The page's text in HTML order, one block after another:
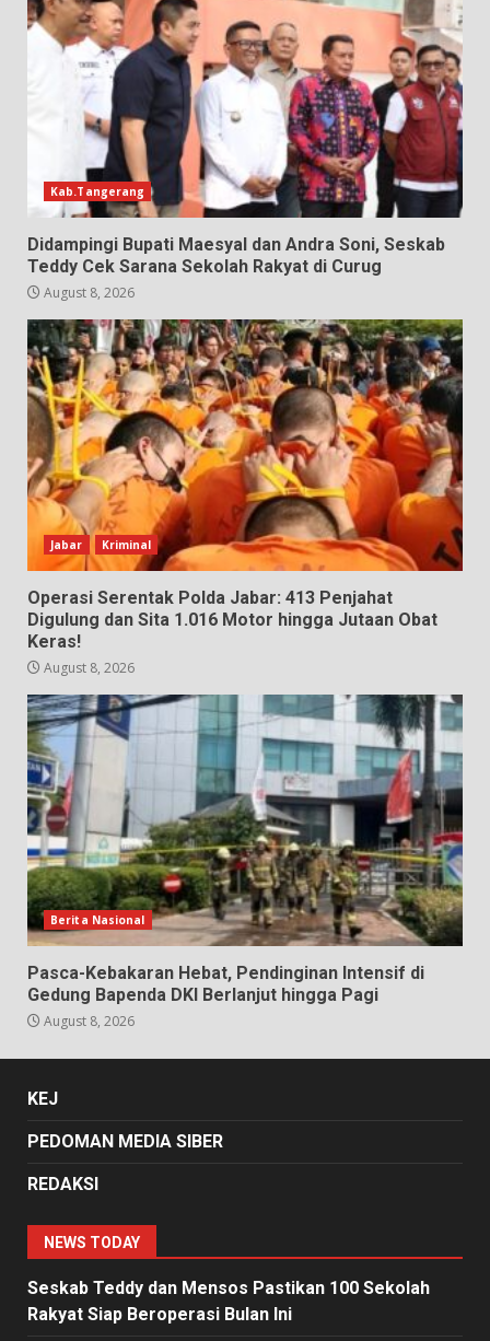
Kab.Tangerang
Didampingi Bupati Maesyal dan Andra Soni, Seskab
Teddy Cek Sarana Sekolah Rakyat di Curug
August 8, 2026
Jabar Kriminal
Operasi Serentak Polda Jabar: 413 Penjahat
Digulung dan Sita 1.016 Motor hingga Jutaan Obat
Keras!
August 8, 2026
Berita Nasional
Pasca-Kebakaran Hebat, Pendinginan Intensif di
Gedung Bapenda DKI Berlanjut hingga Pagi
August 8, 2026
KEJ
PEDOMAN MEDIA SIBER
REDAKSI
NEWS TODAY
Seskab Teddy dan Mensos Pastikan 100 Sekolah
Rakyat Siap Beroperasi Bulan Ini